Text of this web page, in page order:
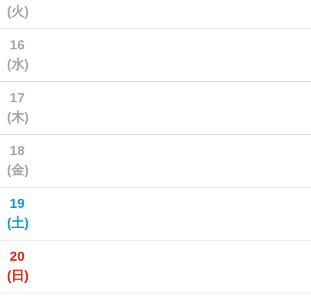
(火)
16
(水)
17
(木)
18
(金)
19
(土)
20
(日)